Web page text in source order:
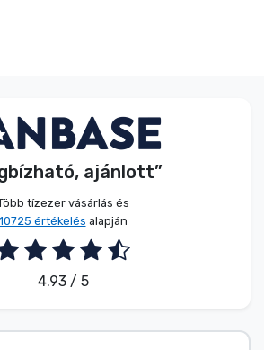
ajánlott”
tízezer vásárlás és
10725 értékelés alapján
4.93 / 5